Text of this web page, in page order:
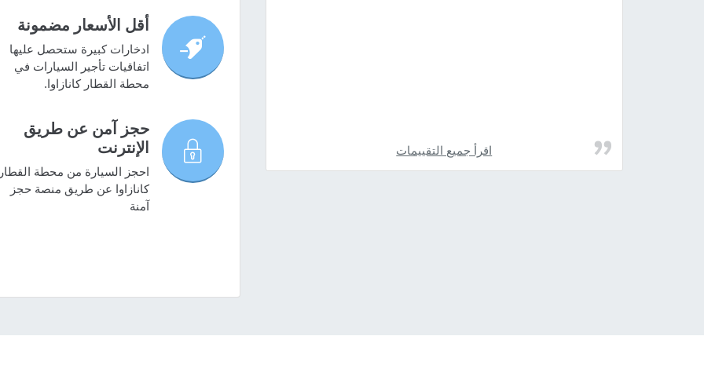
اقرأ جميع التقييمات
أقل الأسعار مضمونة
ادخارات كبيرة ستحصل عليها
اتفاقيات تأجير السيارات في
محطة القطار كانازاوا.
حجز آمن عن طريق
الإنترنت
احجز السيارة من محطة
كانازاوا عن طريق منصة حجز
آمنة